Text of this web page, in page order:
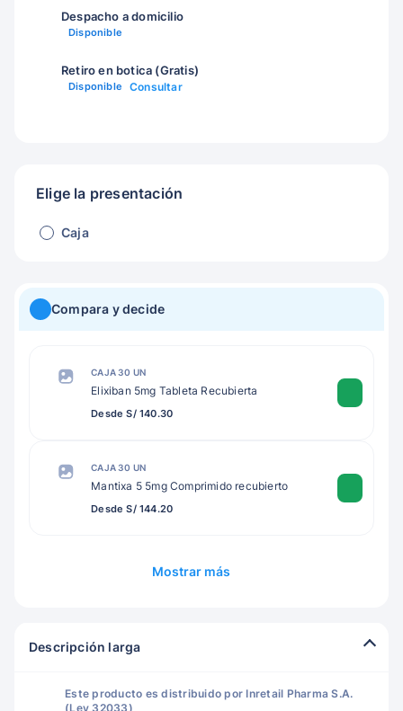
Despacho a domicilio
Disponible
Retiro en botica (Gratis)
Disponible Consultar
Elige la presentación
Caja
Compara y decide
CAJA 30 UN
Elixiban 5mg Tableta Recubierta
Desde S/ 140.30
CAJA 30 UN
Mantixa 5 5mg Comprimido recubierto
Desde S/ 144.20
Mostrar más
Descripción larga
Este producto es distribuido por Inretail Pharma S.A.
(Ley 32033)